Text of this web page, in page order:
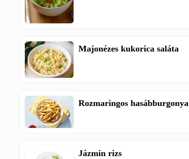
Majonézes kukorica saláta
Rozmaringos hasábburgonya
Jázmin rizs